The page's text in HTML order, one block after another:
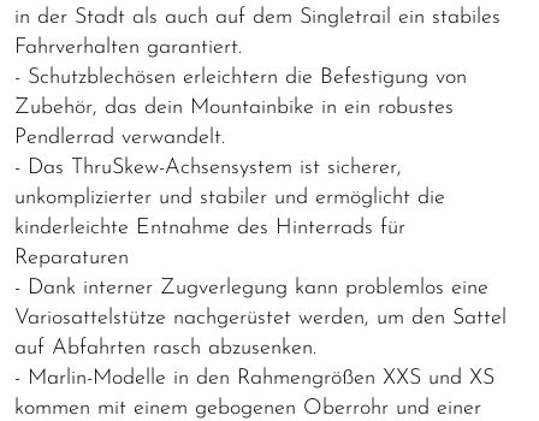
in der Stadt als auch auf dem Singletrail ein stabiles
Fahrverhalten garantiert.
- Schutzblechösen erleichtern die Befestigung von
Zubehör, das dein Mountainbike in ein robustes
Pendlerrad verwandelt.
- Das ThruSkew-Achsensystem ist sicherer,
unkomplizierter und stabiler und ermöglicht die
kinderleichte Entnahme des Hinterrads für
Reparaturen
- Dank interner Zugverlegung kann problemlos eine
Variosattelstütze nachgerüstet werden, um den Sattel
auf Abfahrten rasch abzusenken.
- Marlin-Modelle in den Rahmengrößen XXS und XS
kommen mit einem gebogenen Oberrohr und einer